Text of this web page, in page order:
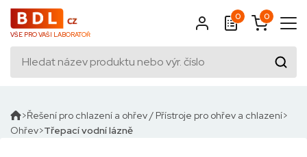
VŠE PRO VAŠI LABORATOŘ
0 0
Řešení pro chlazení a ohřev / Přístroje pro ohřev a chlazení
Ohřev Třepací vodní lázně